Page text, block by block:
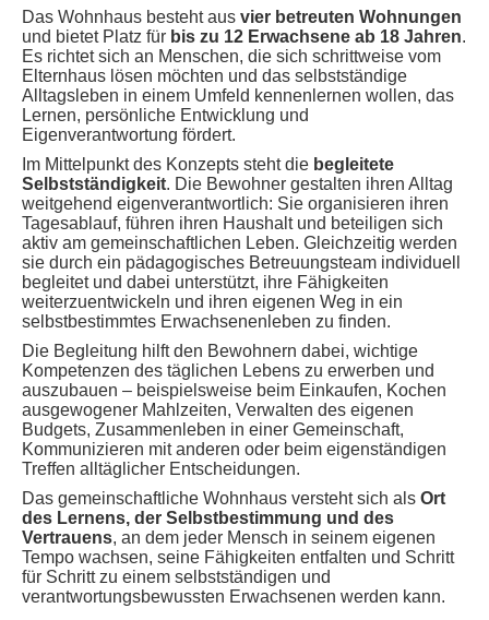
Das Wohnhaus besteht aus vier betreuten Wohnungen
und bietet Platz für bis zu 12 Erwachsene ab 18 Jahren.
Es richtet sich an Menschen, die sich schrittweise vom
Elternhaus lösen möchten und das selbstständige
Alltagsleben in einem Umfeld kennenlernen wollen, das
Lernen, persönliche Entwicklung und
Eigenverantwortung fördert.
Im Mittelpunkt des Konzepts steht die begleitete
Selbstständigkeit. Die Bewohner gestalten ihren Alltag
weitgehend eigenverantwortlich: Sie organisieren ihren
Tagesablauf, führen ihren Haushalt und beteiligen sich
aktiv am gemeinschaftlichen Leben. Gleichzeitig werden
sie durch ein pädagogisches Betreuungsteam individuell
begleitet und dabei unterstützt, ihre Fähigkeiten
weiterzuentwickeln und ihren eigenen Weg in ein
selbstbestimmtes Erwachsenenleben zu finden.
Die Begleitung hilft den Bewohnern dabei, wichtige
Kompetenzen des täglichen Lebens zu erwerben und
auszubauen – beispielsweise beim Einkaufen, Kochen
ausgewogener Mahlzeiten, Verwalten des eigenen
Budgets, Zusammenleben in einer Gemeinschaft,
Kommunizieren mit anderen oder beim eigenständigen
Treffen alltäglicher Entscheidungen.
Das gemeinschaftliche Wohnhaus versteht sich als Ort
des Lernens, der Selbstbestimmung und des
Vertrauens, an dem jeder Mensch in seinem eigenen
Tempo wachsen, seine Fähigkeiten entfalten und Schritt
für Schritt zu einem selbstständigen und
verantwortungsbewussten Erwachsenen werden kann.